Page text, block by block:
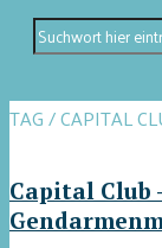
TAG / CAPITAL
Capital Club